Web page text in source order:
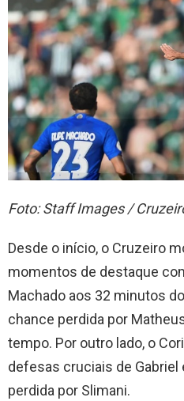
Foto: Staff Images /
Desde o início, o Cruzeiro
momentos de destaque
Machado aos 32 minutos
chance perdida por
tempo. Por outro lado, o
defesas cruciais de Gabriel
perdida por Slimani.